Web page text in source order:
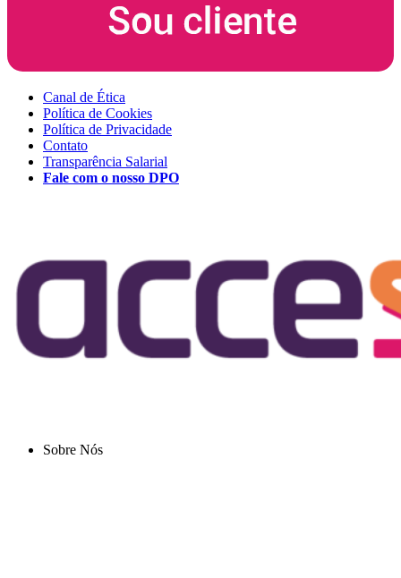
Canal de Ética
Política de Cookies
Política de Privacidade
Contato
Transparência Salarial
Fale com o nosso DPO
Sobre Nós